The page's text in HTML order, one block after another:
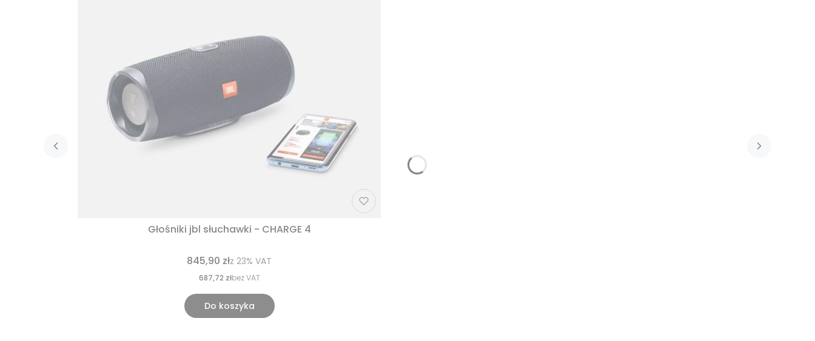
Głośniki jbl słuchawki - CHARGE 4
845,90 złz 23% VAT
687,72 złbez VAT
Do koszyka